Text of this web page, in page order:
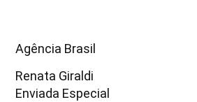
Agência Brasil
Renata Giraldi
Enviada Especial